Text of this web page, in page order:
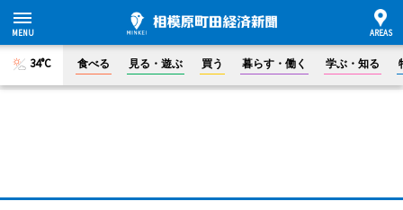
34°C 食べる 見る・遊ぶ 買う 暮らす・働く 学ぶ・知る